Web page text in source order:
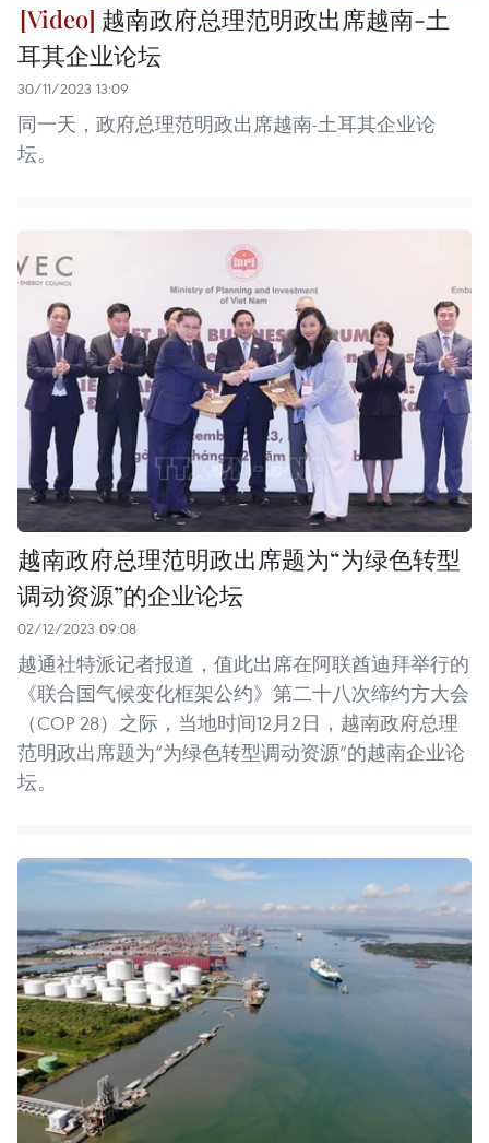
越南政府总理范明政出席越南-土
耳其企业论坛
30/11/2023 13:09
同一天，政府总理范明政出席越南-土耳其企业论
坛。
越南政府总理范明政出席题为“为绿色转型
调动资源”的企业论坛
02/12/2023 09:08
越通社特派记者报道，值此出席在阿联酋迪拜举行的
《联合国气候变化框架公约》第二十八次缔约方大会
（COP 28）之际，当地时间12月2日，越南政府总理
范明政出席题为“为绿色转型调动资源”的越南企业论
坛。